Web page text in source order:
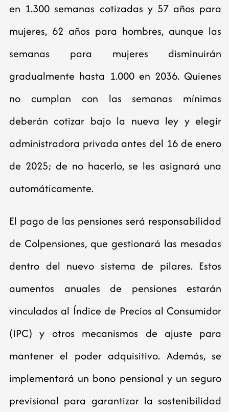
en 1.300 semanas cotizadas y 57 años para
mujeres, 62 años para hombres, aunque las
semanas para mujeres disminuirán
gradualmente hasta 1.000 en 2036. Quienes
no cumplan con las semanas mínimas
deberán cotizar bajo la nueva ley y elegir
administradora privada antes del 16 de enero
de 2025; de no hacerlo, se les asignará una
automáticamente.
El pago de las pensiones será responsabilidad
de Colpensiones, que gestionará las mesadas
dentro del nuevo sistema de pilares. Estos
aumentos anuales de pensiones estarán
vinculados al Índice de Precios al Consumidor
(IPC) y otros mecanismos de ajuste para
mantener el poder adquisitivo. Además, se
implementará un bono pensional y un seguro
previsional para garantizar la sostenibilidad